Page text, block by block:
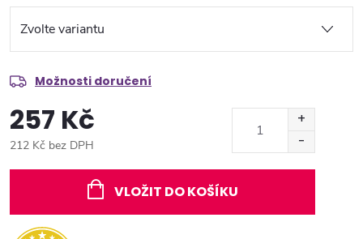
Možnosti doručení
257 Kč
212 Kč bez DPH
VLOŽIT DO KOŠÍKU